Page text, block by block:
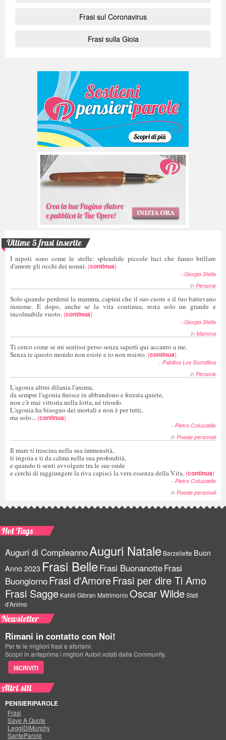
Frasi sul Coronavirus
Frasi sulla Gioia
Ultime 5 frasi inserite
I nipoti sono come le stelle: splendide piccole luci che fanno brillare
d'amore gli occhi dei nonni. (continua)
--Giorgia Stella
in Persone
Solo quando perderai la mamma, capirai che il suo cuore e il tuo battevano
insieme. E dopo, anche se la vita continua, resta solo un grande e
incolmabile vuoto. (continua)
--Giorgia Stella
in Mamma
Ti cerco come se mi sentissi perso senza saperti qui accanto a me.
Senza te questo mondo non esiste e io non resisto. (continua)
--Pablitos Los Sconditos
in Persone
L'agonia altrui dilania l'anima,
da sempre l'agonia finisce in abbandono e forzata quiete,
non c'è mai vittoria nella lotta, né trionfo.
L'agonia ha bisogno dei mortali e non è per tutti,
ma solo... (continua)
--Pietro Colucciello
in Poesie personali
Il mare ti trascina nella sua immensità,
ti ingoia e ti da calma nella sua profondità,
e quando ti senti avvolgere tra le sue onde
e cerchi di raggiungere la riva capisci la vera essenza della Vita. (continua)
--Pietro Colucciello
in Poesie personali
Hot Tags
Auguri di CompleannoAuguri Natale Barzellette Buon
Anno 2023 Frasi BelleFrasi BuonanotteFrasi
BuongiornoFrasi d'AmoreFrasi per dire Ti Amo
Frasi Sagge Kahlil Gibran Matrimonio Oscar WildeStati
d'Animo
Newsletter
Rimani in contatto con Noi!
Per te le migliori frasi e aforismi.
Scopri in anteprima i migliori Autori votati dalla Community.
ISCRIVITI
Altri siti
PENSIERIPAROLE
Frasi
Save A Quote
LeggiDiMurphy
SanteParole